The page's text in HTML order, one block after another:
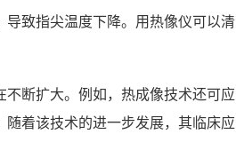
致指尖温度下降。用热像仪可以清
断扩大。例如，热成像技术还可应
着该技术的进一步发展，其临床应